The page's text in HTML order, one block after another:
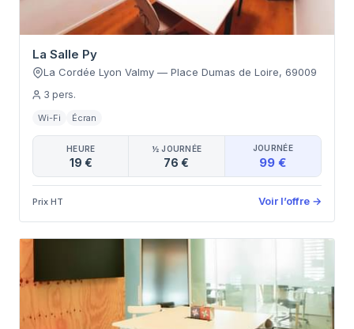
La Salle Py
La Cordée Lyon Valmy — Place Dumas de Loire, 69009
3 pers.
Wi-Fi Écran
HEURE
19 €
½ JOURNÉE
76 €
JOURNÉE
99 €
Prix HT Voir l’offre →